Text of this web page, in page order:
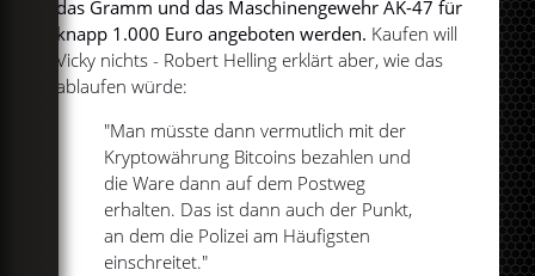
das Gramm und das Maschinengewehr AK-47 für
knapp 1.000 Euro angeboten werden. Kaufen will
Vicky nichts - Robert Helling erklärt aber, wie das
ablaufen würde:
"Man müsste dann vermutlich mit der
Kryptowährung Bitcoins bezahlen und
die Ware dann auf dem Postweg
erhalten. Das ist dann auch der Punkt,
an dem die Polizei am Häufigsten
einschreitet."